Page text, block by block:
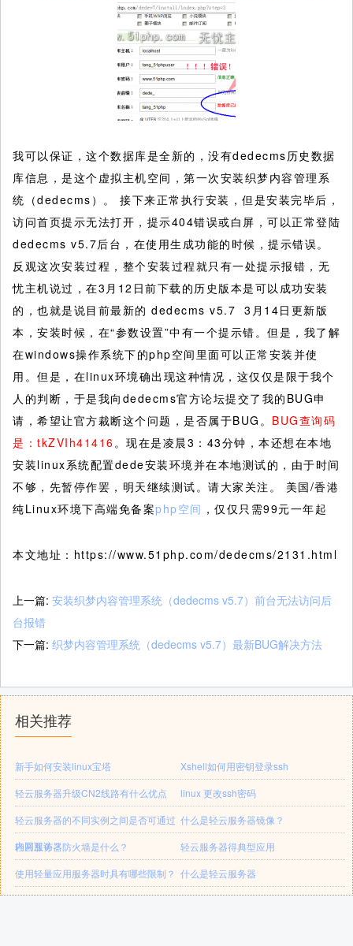
我可以保证，这个数据库是全新的，没有dedecms历史数据
库信息，是这个虚拟主机空间，第一次安装织梦内容管理系
统（dedecms）。 接下来正常执行安装，但是安装完毕后，
访问首页提示无法打开，提示404错误或白屏，可以正常登陆
dedecms v5.7后台，在使用生成功能的时候，提示错误。
反观这次安装过程，整个安装过程就只有一处提示报错，无
忧主机说过，在3月12日前下载的历史版本是可以成功安装
的，也就是说目前最新的 dedecms v5.7 3月14日更新版
本，安装时候，在“参数设置”中有一个提示错。但是，我了解
在windows操作系统下的php空间里面可以正常安装并使
用。但是，在linux环境确出现这种情况，这仅仅是限于我个
人的判断，于是我向dedecms官方论坛提交了我的BUG申
请，希望让官方裁断这个问题，是否属于BUG。 BUG查询码
是：tkZVIh41416。现在是凌晨3：43分钟，本还想在本地
安装linux系统配置dede安装环境并在本地测试的，由于时间
不够，先暂停作罢，明天继续测试。请大家关注。 美国/香港
纯Linux环境下高端免备案php空间 ，仅仅只需99元一年起
本文地址：https://www.51php.com/dedecms/2131.html
上一篇: 安装织梦内容管理系统（dedecms v5.7）前台无法访问后
台报错
下一篇: 织梦内容管理系统（dedecms v5.7）最新BUG解决方法
相关推荐
新手如何安装linux宝塔
Xshell如何用密钥登录ssh
轻云服务器升级CN2线路有什么优点
linux 更改ssh密码
轻云服务器的不同实例之间是否可通过
内网互访？
什么是轻云服务器镜像？
轻云服务器防火墙是什么？
轻云服务器得典型应用
使用轻量应用服务器时具有哪些限制？ 什么是轻云服务器